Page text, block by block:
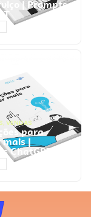
| Prompts
, VENDAS
para
mais |
ChatGPT